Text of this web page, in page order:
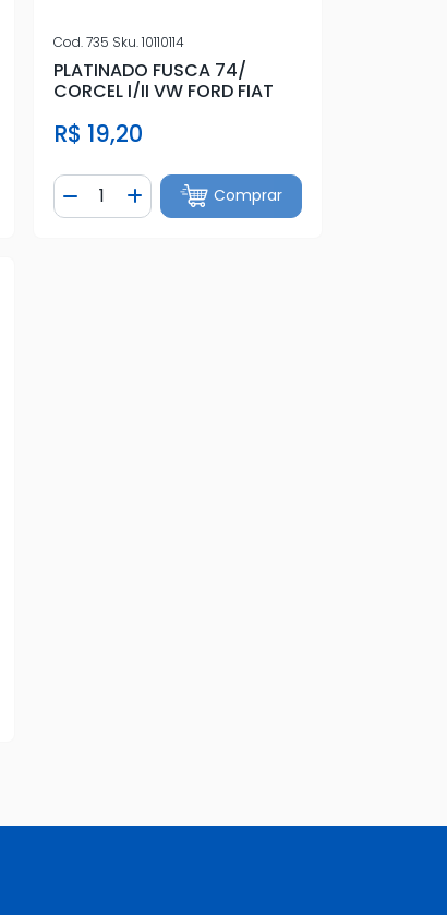
Cod.735 Sku.10110114
PLATINADO FUSCA 74/
CORCEL I/II VW FORD FIAT
R$ 19,20
Diminuir Quantidade
Quantidade
Adicionar Quantidade
Comprar